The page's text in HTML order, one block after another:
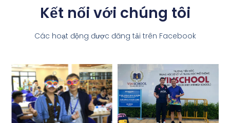
Kết nối với chúng tôi
Các hoạt động được đăng tải trên Facebook